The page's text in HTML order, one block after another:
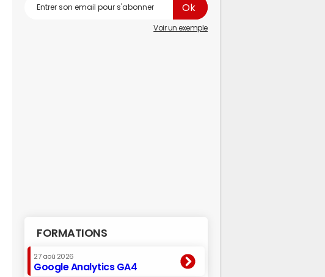
Voir un exemple
FORMATIONS
27 aoû 2026
Google Analytics GA4